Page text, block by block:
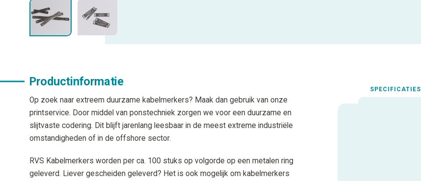
Productinformatie
Op zoek naar extreem duurzame kabelmerkers? Maak dan gebruik van onze
printservice. Door middel van ponstechniek zorgen we voor een duurzame en
slijtvaste codering. Dit blijft jarenlang leesbaar in de meest extreme industriële
omstandigheden of in de offshore sector.
RVS Kabelmerkers worden per ca. 100 stuks op volgorde op een metalen ring
geleverd. Liever gescheiden geleverd? Het is ook mogelijk om kabelmerkers
SPECIFICATIES